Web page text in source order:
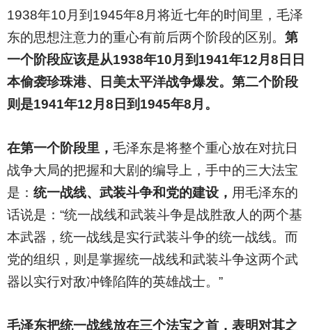
1938年10月到1945年8月将近七年的时间里，毛泽
东的思想注意力的重心有前后两个阶段的区别。 第
一个阶段应该是从1938年10月到1941年12月8日日
本偷袭珍珠港、日美太平洋战争爆发。第二个阶段
则是1941年12月8日到1945年8月。
在第一个阶段里， 毛泽东是将整个重心放在对抗日
战争大局的把握和大剧的编导上，手中的三大法宝
是： 统一战线、武装斗争和党的建设， 用毛泽东的
话说是：“统一战线和武装斗争是战胜敌人的两个基
本武器，统一战线是实行武装斗争的统一战线。而
党的组织，则是掌握统一战线和武装斗争这两个武
器以实行对敌冲锋陷阵的英雄战士。”
毛泽东把统一战线放在三个法宝之首，表明对其之